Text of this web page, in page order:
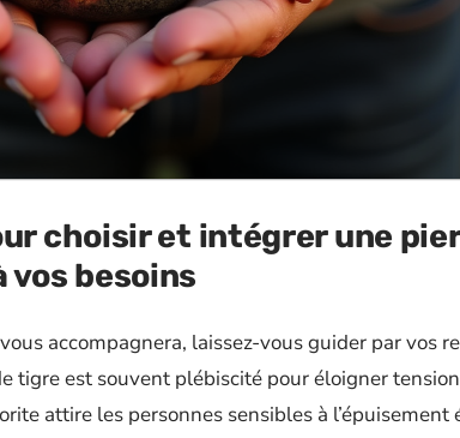
choisir et intégrer une
besoins
accompagnera, laissez-vous guider par vos
tigre est souvent plébiscité pour éloigner
attire les personnes sensibles à l’épuisement